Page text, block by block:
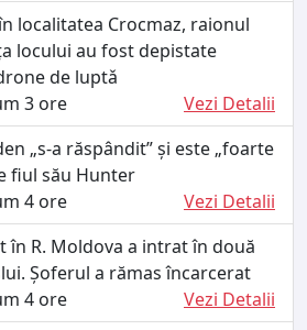
localitatea Crocmaz, raionul
locului au fost depistate
de luptǎ
3 ore
Vezi Detalii
„s-a răspândit” și este „foarte
fiul său Hunter
4 ore
Vezi Detalii
în R. Moldova a intrat în două
Șoferul a rămas încarcerat
4 ore
Vezi Detalii